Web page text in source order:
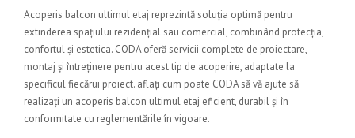
Acoperis balcon ultimul etaj reprezintă soluția optimă pentru
extinderea spațiului rezidențial sau comercial, combinând protecția,
confortul și estetica. CODA oferă servicii complete de proiectare,
montaj și întreținere pentru acest tip de acoperire, adaptate la
specificul fiecărui proiect. aflați cum poate CODA să vă ajute să
realizați un acoperis balcon ultimul etaj eficient, durabil și în
conformitate cu reglementările în vigoare.